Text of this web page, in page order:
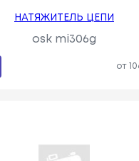
НАТЯЖИТЕЛЬ ЦЕПИ
osk mi306g
от